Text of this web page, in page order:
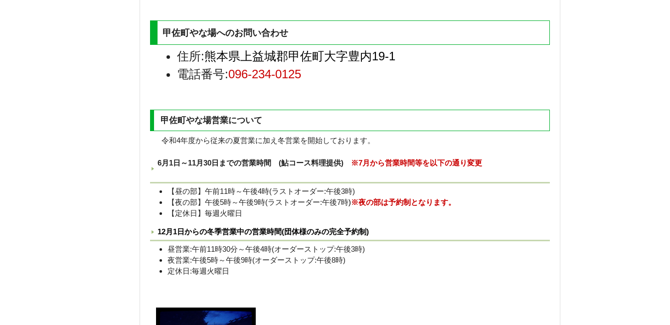
甲佐町やな場へのお問い合わせ
住所:熊本県上益城郡甲佐町大字豊内19-1
電話番号:096-234-0125
甲佐町やな場営業について
令和4年度から従来の夏営業に加え冬営業を開始しております。
6月1日～11月30日までの営業時間 (鮎コース料理提供) ※7月から営業時間等を以下の通り変更
【昼の部】午前11時～午後4時(ラストオーダー:午後3時)
【夜の部】午後5時～午後9時(ラストオーダー:午後7時)※夜の部は予約制となります。
【定休日】毎週火曜日
12月1日からの冬季営業中の営業時間(団体様のみの完全予約制)
昼営業:午前11時30分～午後4時(オーダーストップ:午後3時)
夜営業:午後5時～午後9時(オーダーストップ:午後8時)
定休日:毎週火曜日